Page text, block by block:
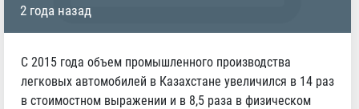
2 года назад
С 2015 года объем промышленного производства
легковых автомобилей в Казахстане увеличился в 14 раз
в стоимостном выражении и в 8,5 раза в физическом